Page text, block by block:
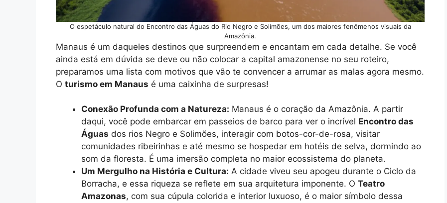
O espetáculo natural do Encontro das Águas do Rio Negro e Solimões, um dos maiores fenômenos visuais da
Amazônia.
Manaus é um daqueles destinos que surpreendem e encantam em cada detalhe. Se você
ainda está em dúvida se deve ou não colocar a capital amazonense no seu roteiro,
preparamos uma lista com motivos que vão te convencer a arrumar as malas agora mesmo.
O turismo em Manaus é uma caixinha de surpresas!
Conexão Profunda com a Natureza: Manaus é o coração da Amazônia. A partir
daqui, você pode embarcar em passeios de barco para ver o incrível Encontro das
Águas dos rios Negro e Solimões, interagir com botos-cor-de-rosa, visitar
comunidades ribeirinhas e até mesmo se hospedar em hotéis de selva, dormindo ao
som da floresta. É uma imersão completa no maior ecossistema do planeta.
Um Mergulho na História e Cultura: A cidade viveu seu apogeu durante o Ciclo da
Borracha, e essa riqueza se reflete em sua arquitetura imponente. O Teatro
Amazonas, com sua cúpula colorida e interior luxuoso, é o maior símbolo dessa